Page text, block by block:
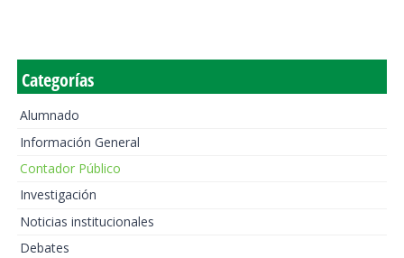
Categorías
Alumnado
Información General
Contador Público
Investigación
Noticias institucionales
Debates